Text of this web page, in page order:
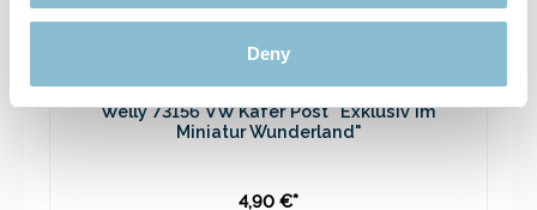
Deny
Welly 73156 VW Käfer Post "Exklusiv im
Miniatur Wunderland"
4,90 €*